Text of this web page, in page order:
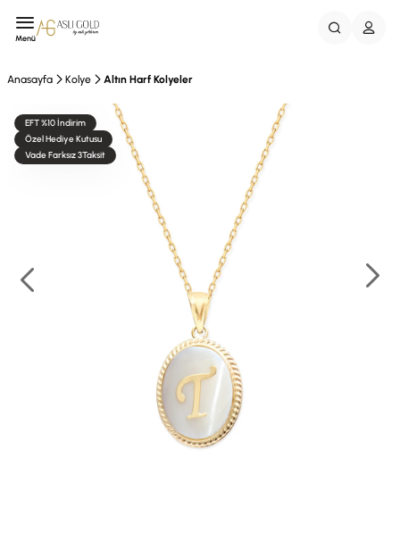
Menü
Anasayfa Kolye Altın Harf Kolyeler
EFT %10 İndirim
Özel Hediye Kutusu
Vade Farksız 3Taksit